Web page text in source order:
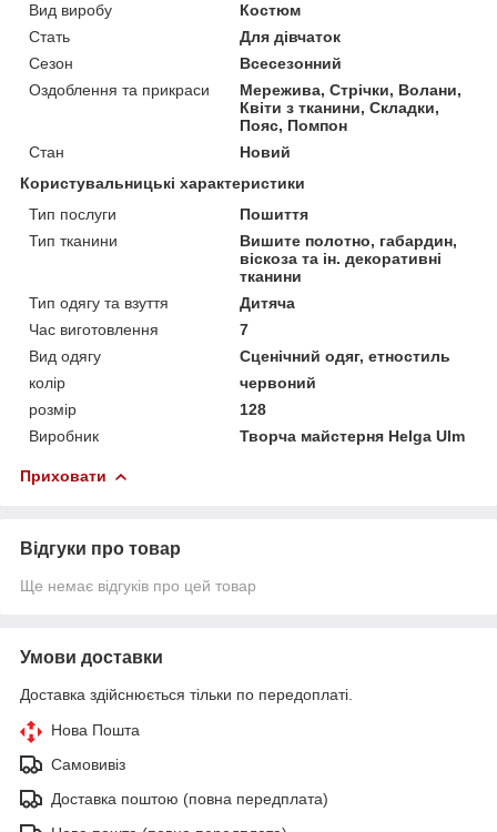
Вид виробу
Костюм
Стать
Для дівчаток
Сезон
Всесезонний
Оздоблення та прикраси
Мережива, Стрічки, Волани,
Квіти з тканини, Складки,
Пояс, Помпон
Стан
Новий
Користувальницькі характеристики
Тип послуги
Пошиття
Тип тканини
Вишите полотно, габардин,
віскоза та ін. декоративні
тканини
Тип одягу та взуття
Дитяча
Час виготовлення
7
Вид одягу
Сценічний одяг, етностиль
колір
червоний
розмір
128
Виробник
Творча майстерня Helga Ulm
Приховати
Відгуки про товар
Ще немає відгуків про цей товар
Умови доставки
Доставка здійснюється тільки по передоплаті.
Нова Пошта
Самовивіз
Доставка поштою (повна передплата)